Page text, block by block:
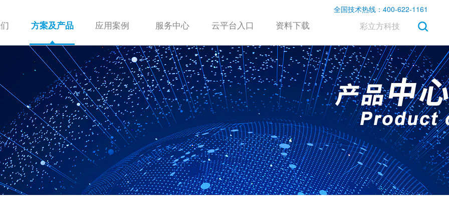
方案及产品 应用案例 服务中心 云平台入口 资料下载 彩立方科技
全国技术热线：400-622-1161